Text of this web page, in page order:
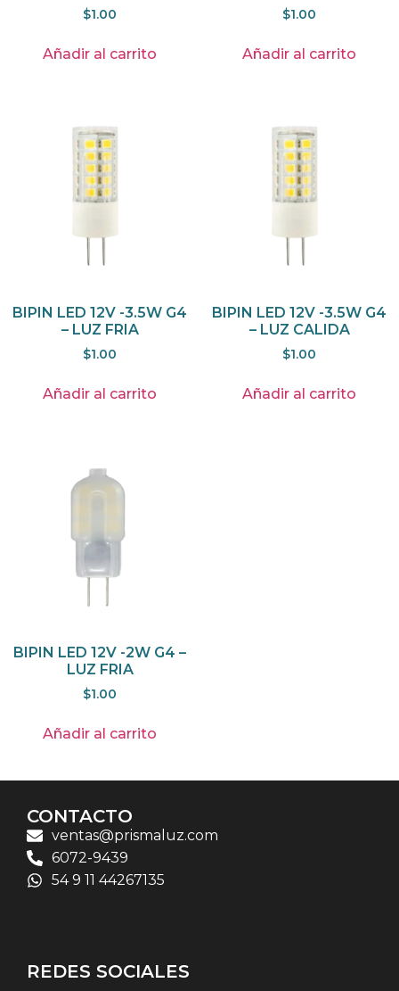
$1.00
Añadir al carrito
$1.00
Añadir al carrito
BIPIN LED 12V -3.5W G4
– LUZ FRIA
$1.00
Añadir al carrito
BIPIN LED 12V -3.5W G4
– LUZ CALIDA
$1.00
Añadir al carrito
BIPIN LED 12V -2W G4 –
LUZ FRIA
$1.00
Añadir al carrito
CONTACTO
ventas@prismaluz.com
6072-9439
54 9 11 44267135
REDES SOCIALES